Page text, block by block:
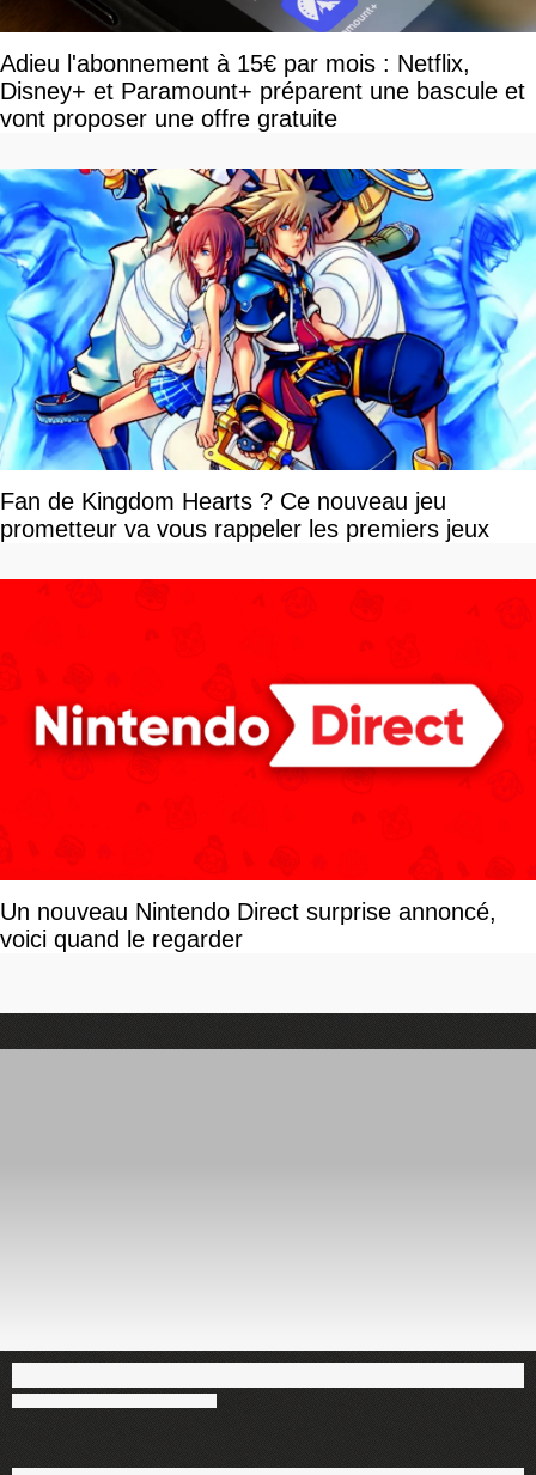
Adieu l'abonnement à 15€ par mois : Netflix,
Disney+ et Paramount+ préparent une bascule et
vont proposer une offre gratuite
Fan de Kingdom Hearts ? Ce nouveau jeu
prometteur va vous rappeler les premiers jeux
Un nouveau Nintendo Direct surprise annoncé,
voici quand le regarder